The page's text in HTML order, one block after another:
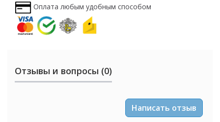
Оплата любым удобным способом
Отзывы и вопросы (0)
Написать отзыв